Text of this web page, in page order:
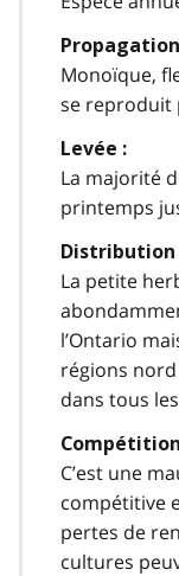
Monoïque,
se reproduit
Levée :
La majorité
printemps
La petite
l’Ontario
régions
dans tous
C’est une
compétitive
pertes de
cultures